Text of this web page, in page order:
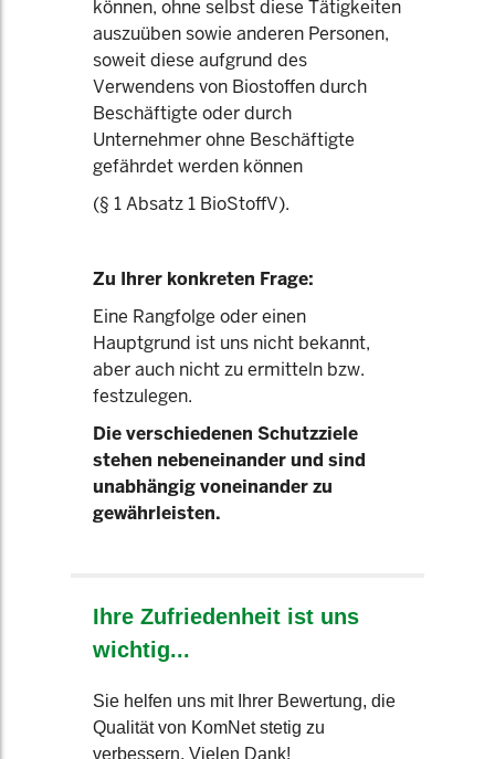
können, ohne selbst diese Tätigkeiten
auszuüben sowie anderen Personen,
soweit diese aufgrund des
Verwendens von Biostoffen durch
Beschäftigte oder durch
Unternehmer ohne Beschäftigte
gefährdet werden können
(§ 1 Absatz 1 BioStoffV).
Zu Ihrer konkreten Frage:
Eine Rangfolge oder einen
Hauptgrund ist uns nicht bekannt,
aber auch nicht zu ermitteln bzw.
festzulegen.
Die verschiedenen Schutzziele
stehen nebeneinander und sind
unabhängig voneinander zu
gewährleisten.